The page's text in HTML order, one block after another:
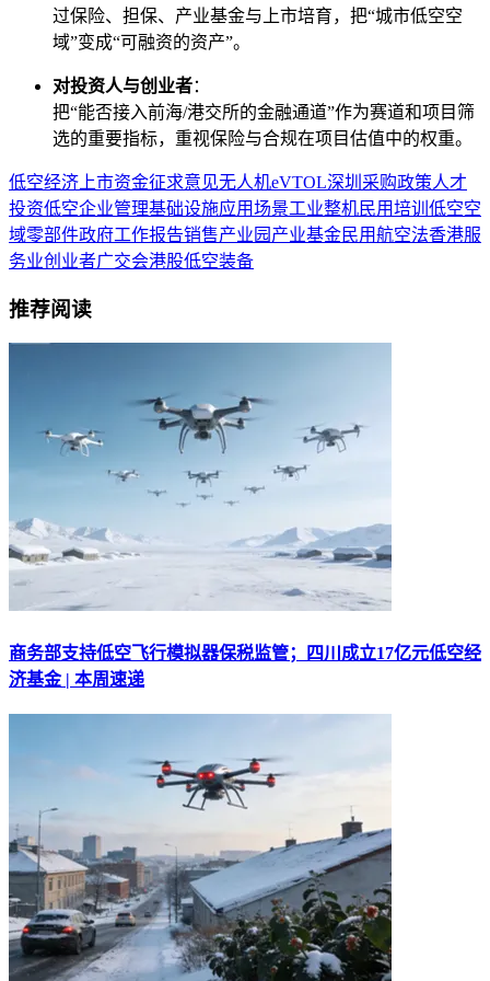
过保险、担保、产业基金与上市培育，把“城市低空空
域”变成“可融资的资产”。
对投资人与创业者：
把“能否接入前海/港交所的金融通道”作为赛道和项目筛
选的重要指标，重视保险与合规在项目估值中的权重。
低空经济 上市资金征求意见无人机eVTOL深圳 采购政策人才
投资低空企业管理基础设施应用场景工业整机民用培训 低空空
域零部件政府工作报告销售产业园 产业基金民用航空法香港服
务业创业者广交会港股低空装备
推荐阅读
商务部支持低空飞行模拟器保税监管；四川成立17亿元低空经
济基金 | 本周速递